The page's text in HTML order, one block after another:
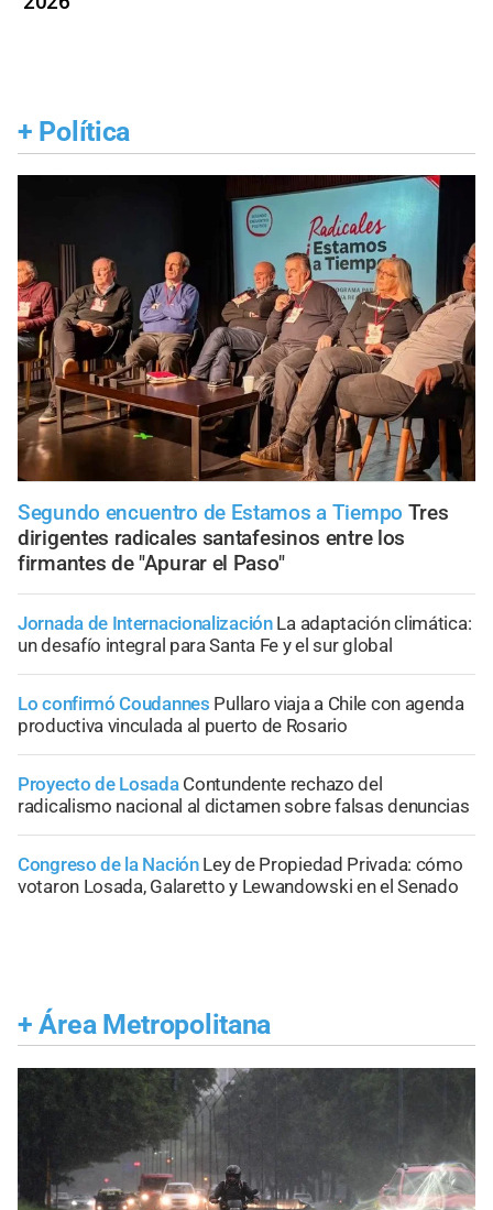
+ Política
Segundo encuentro de Estamos a Tiempo Tres
dirigentes radicales santafesinos entre los
firmantes de "Apurar el Paso"
Jornada de Internacionalización La adaptación climática:
un desafío integral para Santa Fe y el sur global
Lo confirmó Coudannes Pullaro viaja a Chile con agenda
productiva vinculada al puerto de Rosario
Proyecto de Losada Contundente rechazo del
radicalismo nacional al dictamen sobre falsas denuncias
Congreso de la Nación Ley de Propiedad Privada: cómo
votaron Losada, Galaretto y Lewandowski en el Senado
+ Área Metropolitana